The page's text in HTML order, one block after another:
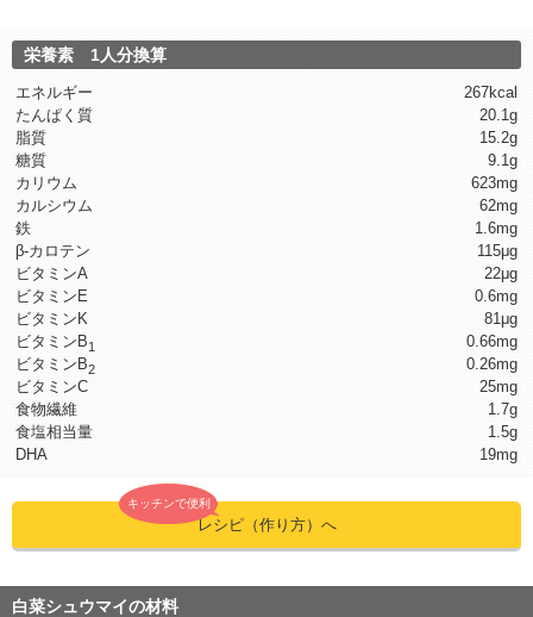
栄養素 1人分換算
エネルギー
267kcal
たんぱく質
20.1g
脂質
15.2g
糖質
9.1g
カリウム
623mg
カルシウム
62mg
鉄
1.6mg
β-カロテン
115μg
ビタミンA
22μg
ビタミンE
0.6mg
ビタミンK
81μg
ビタミンB1
0.66mg
ビタミンB2
0.26mg
ビタミンC
25mg
食物繊維
1.7g
食塩相当量
1.5g
DHA
19mg
キッチンで便利
レシピ（作り方）へ
白菜シュウマイの材料